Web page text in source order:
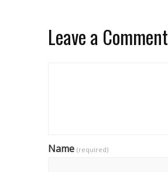
Leave a Comment
Name (required)